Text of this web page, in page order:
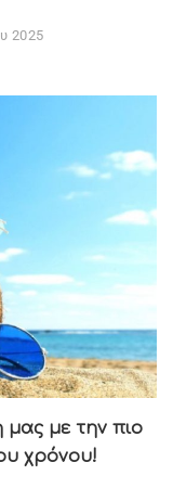
2025
με την πιο
χρόνου!